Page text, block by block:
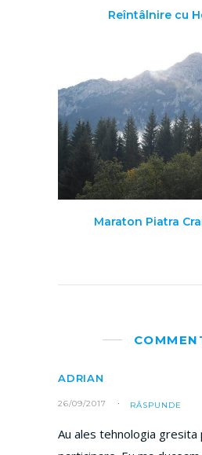
Reîntâlnire cu
Maraton Piatra
ADRIAN
26/09/2017 RĂSPUNDE
Au ales tehnologia gresita